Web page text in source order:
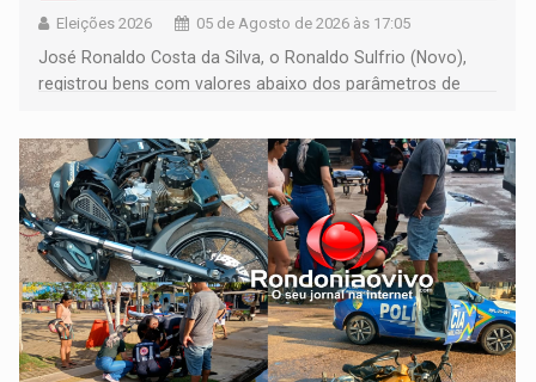
Eleições 2026 05 de Agosto de 2026 às 17:05
José Ronaldo Costa da Silva, o Ronaldo Sulfrio (Novo),
registrou bens com valores abaixo dos parâmetros de
milhões